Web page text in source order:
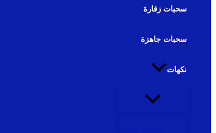
سحبات زقارة
سحبات جاهزة
نكهات